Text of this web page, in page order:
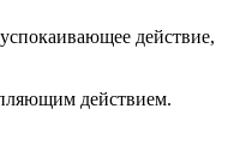
действие,
действием.